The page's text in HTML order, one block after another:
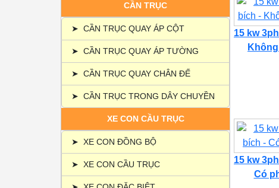
CẦN TRỤC
➤ CẦN TRỤC QUAY ÁP CỘT
➤ CẦN TRỤC QUAY ÁP TƯỜNG
➤ CẦN TRỤC QUAY CHÂN ĐẾ
➤ CẦN TRỤC TRONG DÂY CHUYỀN
XE CON CẦU TRỤC
➤ XE CON ĐỒNG BỘ
➤ XE CON CẦU TRỤC
15 kw
15 kw
Có